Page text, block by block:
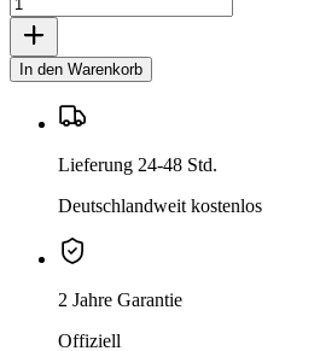
In den Warenkorb
Lieferung 24-48 Std.
Deutschlandweit kostenlos
2 Jahre Garantie
Offiziell